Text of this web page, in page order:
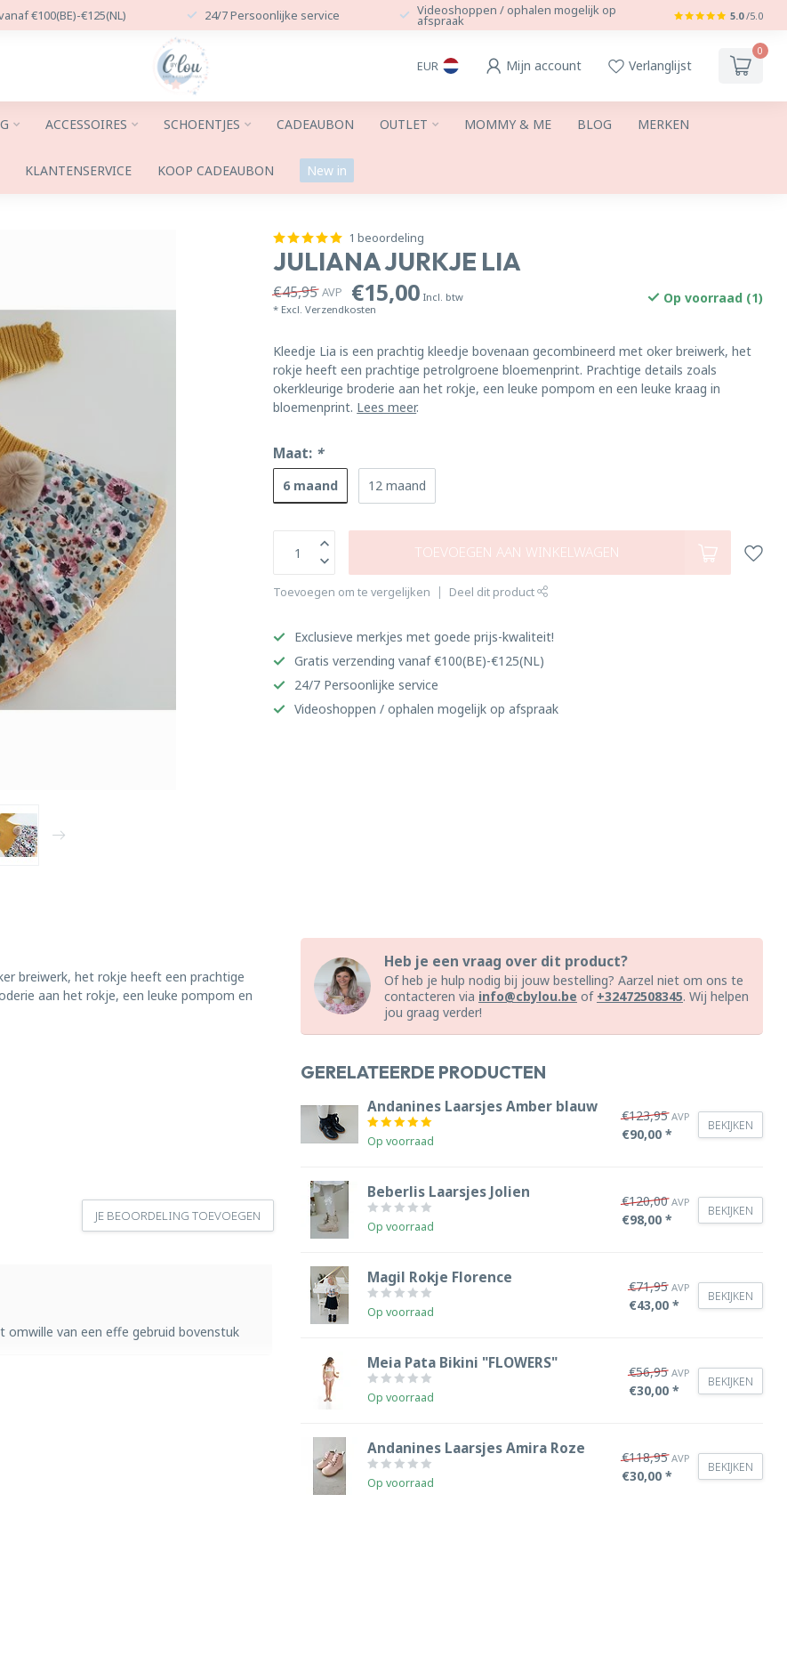
€100(BE)-€125(NL) 24/7 Persoonlijke service Videoshoppen / ophalen mogelijk op
afspraak 5.0 /5.0
EUR Mijn account Verlanglijst
0
ACCESSOIRES SCHOENTJES CADEAUBON OUTLET MOMMY & ME BLOG MERKEN
KLANTENSERVICE KOOP CADEAUBON New in
1 beoordeling
JULIANA JURKJE LIA
€45,95 AVP €15,00 Incl. btw
* Excl.Verzendkosten
Op voorraad (1)
Kleedje Lia is een prachtig kleedje bovenaan gecombineerd met oker breiwerk, het
rokje heeft een prachtige petrolgroene bloemenprint. Prachtige details zoals
okerkleurige broderie aan het rokje, een leuke pompom en een leuke kraag in
bloemenprint. Lees meer.
Maat: *
6 maand 12 maand
TOEVOEGEN AAN WINKELWAGEN
Toevoegen om te vergelijken Deel dit product
Exclusieve merkjes met goede prijs-kwaliteit!
Gratis verzending vanaf €100(BE)-€125(NL)
24/7 Persoonlijke service
Videoshoppen / ophalen mogelijk op afspraak
breiwerk, het rokje heeft een prachtige
aan het rokje, een leuke pompom en
JE BEOORDELING TOEVOEGEN
van een effe gebruid bovenstuk
Heb je een vraag over dit product?
Of heb je hulp nodig bij jouw bestelling? Aarzel niet om ons te
contacteren via info@cbylou.be of +32472508345. Wij helpen
jou graag verder!
GERELATEERDE PRODUCTEN
Andanines Laarsjes Amber blauw
Op voorraad
€123,95 AVP
€90,00 *
BEKIJKEN
Beberlis Laarsjes Jolien
Op voorraad
€120,00 AVP
€98,00 *
BEKIJKEN
Magil Rokje Florence
Op voorraad
€71,95 AVP
€43,00 *
BEKIJKEN
Meia Pata Bikini "FLOWERS"
Op voorraad
€56,95 AVP
€30,00 *
BEKIJKEN
Andanines Laarsjes Amira Roze
Op voorraad
€118,95 AVP
€30,00 *
BEKIJKEN